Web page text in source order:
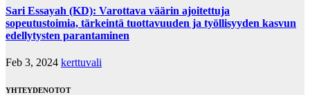
Sari Essayah (KD): Varottava väärin ajoitettuja
sopeutustoimia, tärkeintä tuottavuuden ja työllisyyden kasvun
edellytysten parantaminen
Feb 3, 2024 kerttuvali
YHTEYDENOTOT